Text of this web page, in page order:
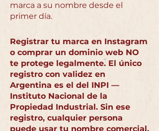
marca a su nombre desde el
primer día.
Registrar tu marca en Instagram
o comprar un dominio web NO
te protege legalmente. El único
registro con validez en
Argentina es el del INPI —
Instituto Nacional de la
Propiedad Industrial. Sin ese
registro, cualquier persona
puede usar tu nombre comercial,